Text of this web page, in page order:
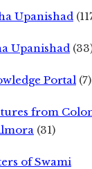
Upanishad
Upanishad
Portal (7)
from
(31)
of Swami